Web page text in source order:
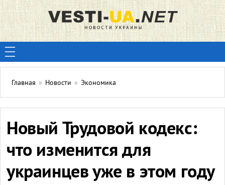
Главная » Новости » Экономика
Новый Трудовой кодекс:
что изменится для
украинцев уже в этом году